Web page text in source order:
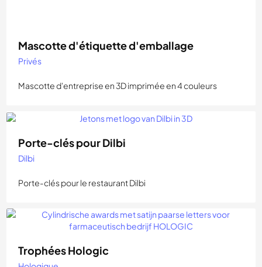
Mascotte d'étiquette d'emballage
Privés
Mascotte d'entreprise en 3D imprimée en 4 couleurs
Porte-clés pour Dilbi
Dilbi
Porte-clés pour le restaurant Dilbi
Trophées Hologic